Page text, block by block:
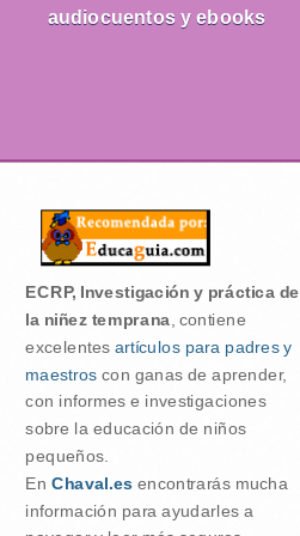
audiocuentos y ebooks
ECRP, Investigación y práctica de
la niñez temprana, contiene
excelentes artículos para padres y
maestros con ganas de aprender,
con informes e investigaciones
sobre la educación de niños
pequeños.
En Chaval.es encontrarás mucha
información para ayudarles a